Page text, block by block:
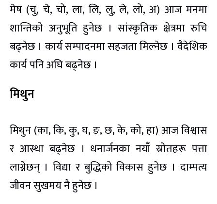
मेष (चु, चे, चो, ला, लि, लु, ले, लो, अ) आज मनमा
शान्तिको अनुभूति हुनेछ । सांस्कृतिक क्षेत्रमा रुचि
बढ्नेछ । कार्य सम्पादनमा सहजता मिल्नेछ । वैदेशिक
कार्य पनि अघि बढ्नेछ ।
मिथुन
मिथुन (का, कि, कु, घ, ङ, छ, के, को, हा) आज विश्वास
र आस्था बढ्नेछ । धनार्जनका नयाँ स्रोतहरू पत्ता
लाग्नेछन् । विद्या र बुद्धिको विकास हुनेछ । दाम्पत्य
जीवन सुखमय नै हुनेछ ।